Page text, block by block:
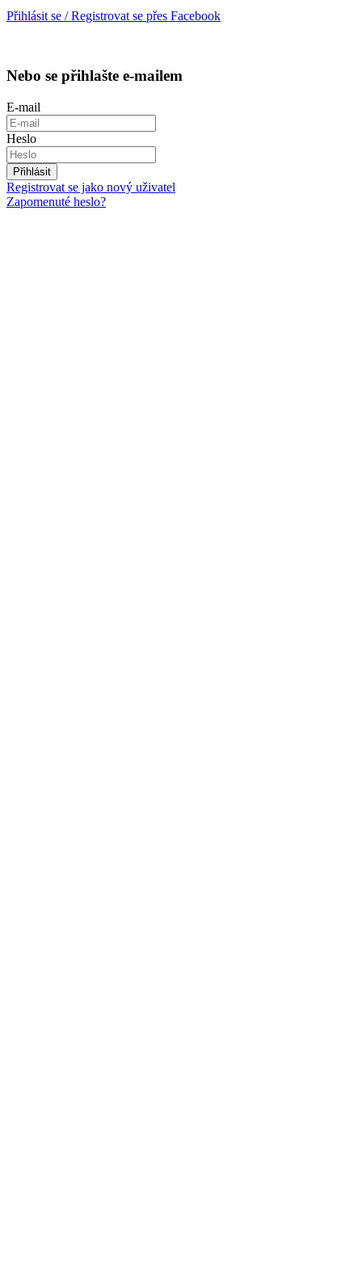
Přihlásit se / Registrovat se přes Facebook
Nebo se přihlašte e-mailem
E-mail
Heslo
Přihlásit
Registrovat se jako nový uživatel
Zapomenuté heslo?